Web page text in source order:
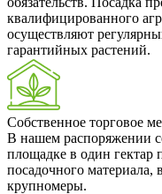
квалифицированного
осуществляют
гарантийных растений.
Собственное торговое
В нашем распоряжении
площадке в один гектар
посадочного
крупномеры.